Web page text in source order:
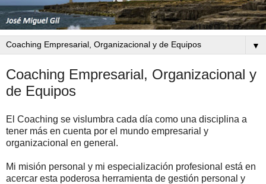
▼
Coaching Empresarial, Organizacional y
de Equipos
El Coaching se vislumbra cada día como una disciplina a
tener más en cuenta por el mundo empresarial y
organizacional en general.
Mi misión personal y mi especialización profesional está en
acercar esta poderosa herramienta de gestión personal y